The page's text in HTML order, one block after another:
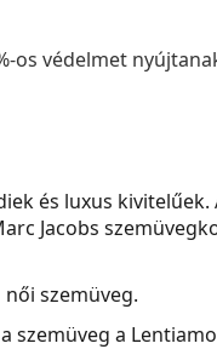
os védelmet
és luxus
Jacobs
női szemüveg.
szemüveg a